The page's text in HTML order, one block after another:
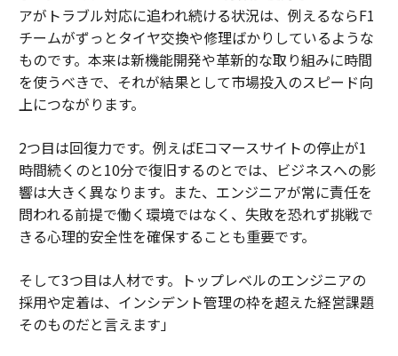
アがトラブル対応に追われ続ける状況は、例えるならF1
チームがずっとタイヤ交換や修理ばかりしているような
ものです。本来は新機能開発や革新的な取り組みに時間
を使うべきで、それが結果として市場投入のスピード向
上につながります。
2つ目は回復力です。例えばEコマースサイトの停止が1
時間続くのと10分で復旧するのとでは、ビジネスへの影
響は大きく異なります。また、エンジニアが常に責任を
問われる前提で働く環境ではなく、失敗を恐れず挑戦で
きる心理的安全性を確保することも重要です。
そして3つ目は人材です。トップレベルのエンジニアの
採用や定着は、インシデント管理の枠を超えた経営課題
そのものだと言えます」